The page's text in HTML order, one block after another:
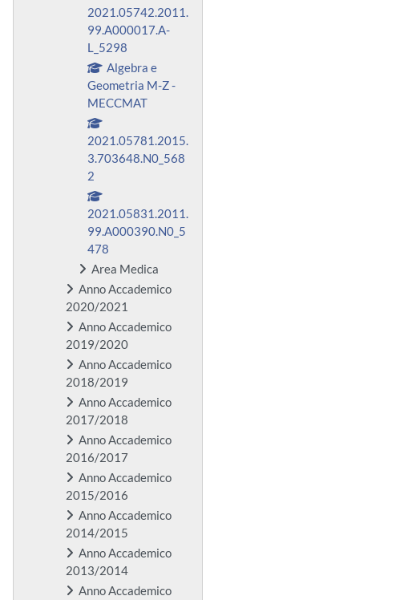
2021.05742.2011.
99.A000017.A-
L_5298
Algebra e
Geometria M-Z -
MECCMAT
2021.05781.2015.
3.703648.N0_568
2
2021.05831.2011.
99.A000390.N0_5
478
Area Medica
Anno Accademico
2020/2021
Anno Accademico
2019/2020
Anno Accademico
2018/2019
Anno Accademico
2017/2018
Anno Accademico
2016/2017
Anno Accademico
2015/2016
Anno Accademico
2014/2015
Anno Accademico
2013/2014
Anno Accademico